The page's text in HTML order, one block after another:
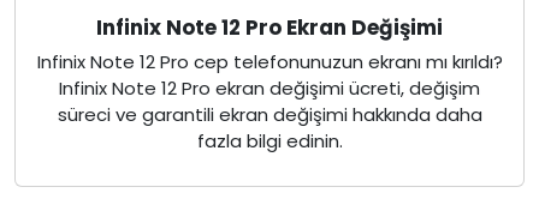
Infinix Note 12 Pro Ekran Değişimi
Infinix Note 12 Pro cep telefonunuzun ekranı mı kırıldı?
Infinix Note 12 Pro ekran değişimi ücreti, değişim
süreci ve garantili ekran değişimi hakkında daha
fazla bilgi edinin.